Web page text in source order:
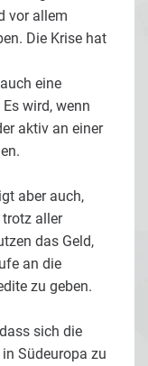
vor allem
Die Krise hat
eine
wird, wenn
aktiv an einer
aber auch,
trotz aller
das Geld,
an die
zu geben.
sich die
Südeuropa zu